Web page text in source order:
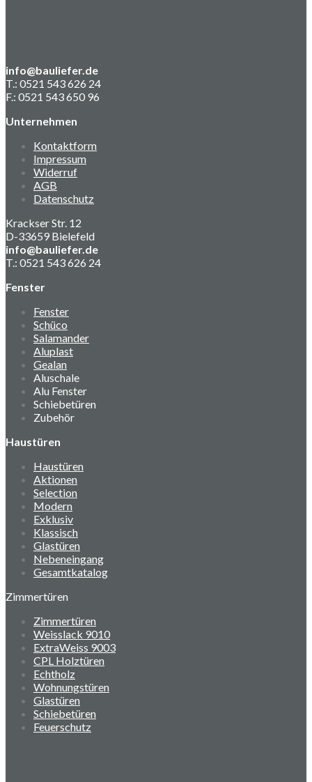
info@bauliefer.de
T.: 0521 543 626 24
F.: 0521 543 650 96
Unternehmen
Kontaktform
Impressum
Widerruf
AGB
Datenschutz
Krackser Str. 12
D-33659 Bielefeld
info@bauliefer.de
T.: 0521 543 626 24
Fenster
Fenster
Schüco
Salamander
Aluplast
Gealan
Aluschale
Alu Fenster
Schiebetüren
Zubehör
Haustüren
Haustüren
Aktionen
Selection
Modern
Exklusiv
Klassisch
Glastüren
Nebeneingang
Gesamtkatalog
Zimmertüren
Zimmertüren
Weisslack 9010
ExtraWeiss 9003
CPL Holztüren
Echtholz
Wohnungstüren
Glastüren
Schiebetüren
Feuerschutz